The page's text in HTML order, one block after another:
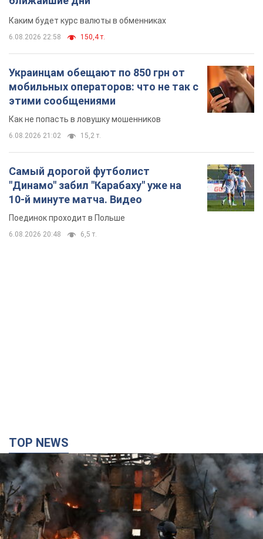
Каким будет курс валюты в обменниках
6.08.2026 22:58 150,4 т.
Украинцам обещают по 850 грн от
мобильных операторов: что не так с
этими сообщениями
Как не попасть в ловушку мошенников
6.08.2026 21:02 15,2 т.
Самый дорогой футболист
"Динамо" забил "Карабаху" уже на
10-й минуте матча. Видео
Поединок проходит в Польше
6.08.2026 20:48 6,5 т.
TOP NEWS